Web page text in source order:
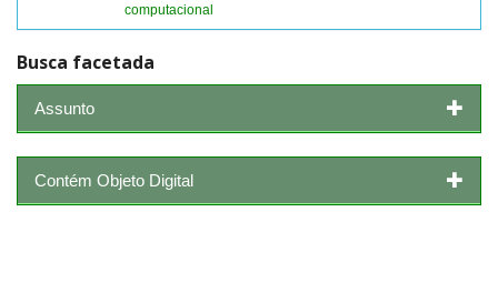
computacional
Busca facetada
Assunto
Contém Objeto Digital